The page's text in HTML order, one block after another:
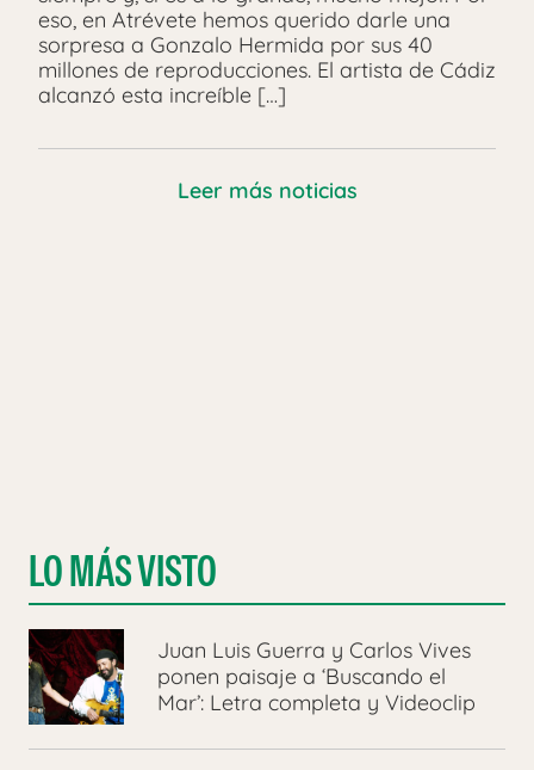
eso, en Atrévete hemos querido darle una
sorpresa a Gonzalo Hermida por sus 40
millones de reproducciones. El artista de Cádiz
alcanzó esta increíble […]
Leer más noticias
LO MÁS VISTO
Juan Luis Guerra y Carlos Vives
ponen paisaje a ‘Buscando el
Mar’: Letra completa y Videoclip